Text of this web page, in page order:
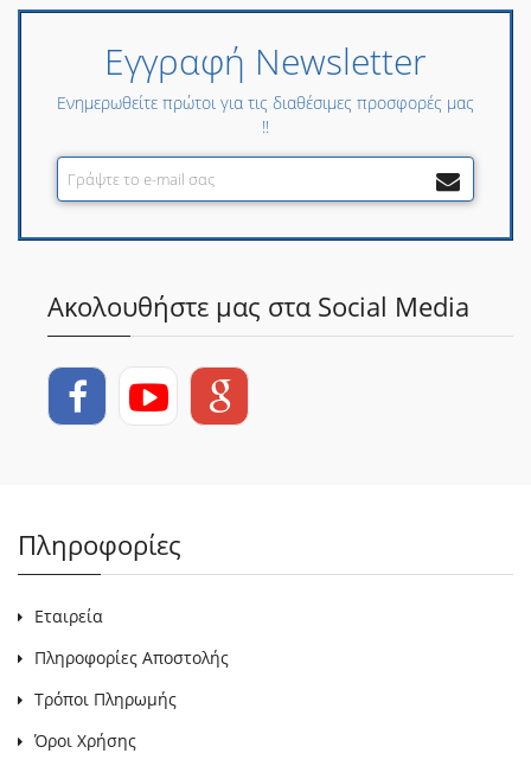
Εγγραφή Newsletter
Ενημερωθείτε πρώτοι για τις διαθέσιμες προσφορές μας
!!
Ακολουθήστε μας στα Social Media
Πληροφορίες
Εταιρεία
Πληροφορίες Αποστολής
Τρόποι Πληρωμής
Όροι Χρήσης